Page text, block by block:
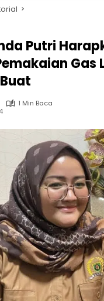
Putri
Gas
1 Min Baca